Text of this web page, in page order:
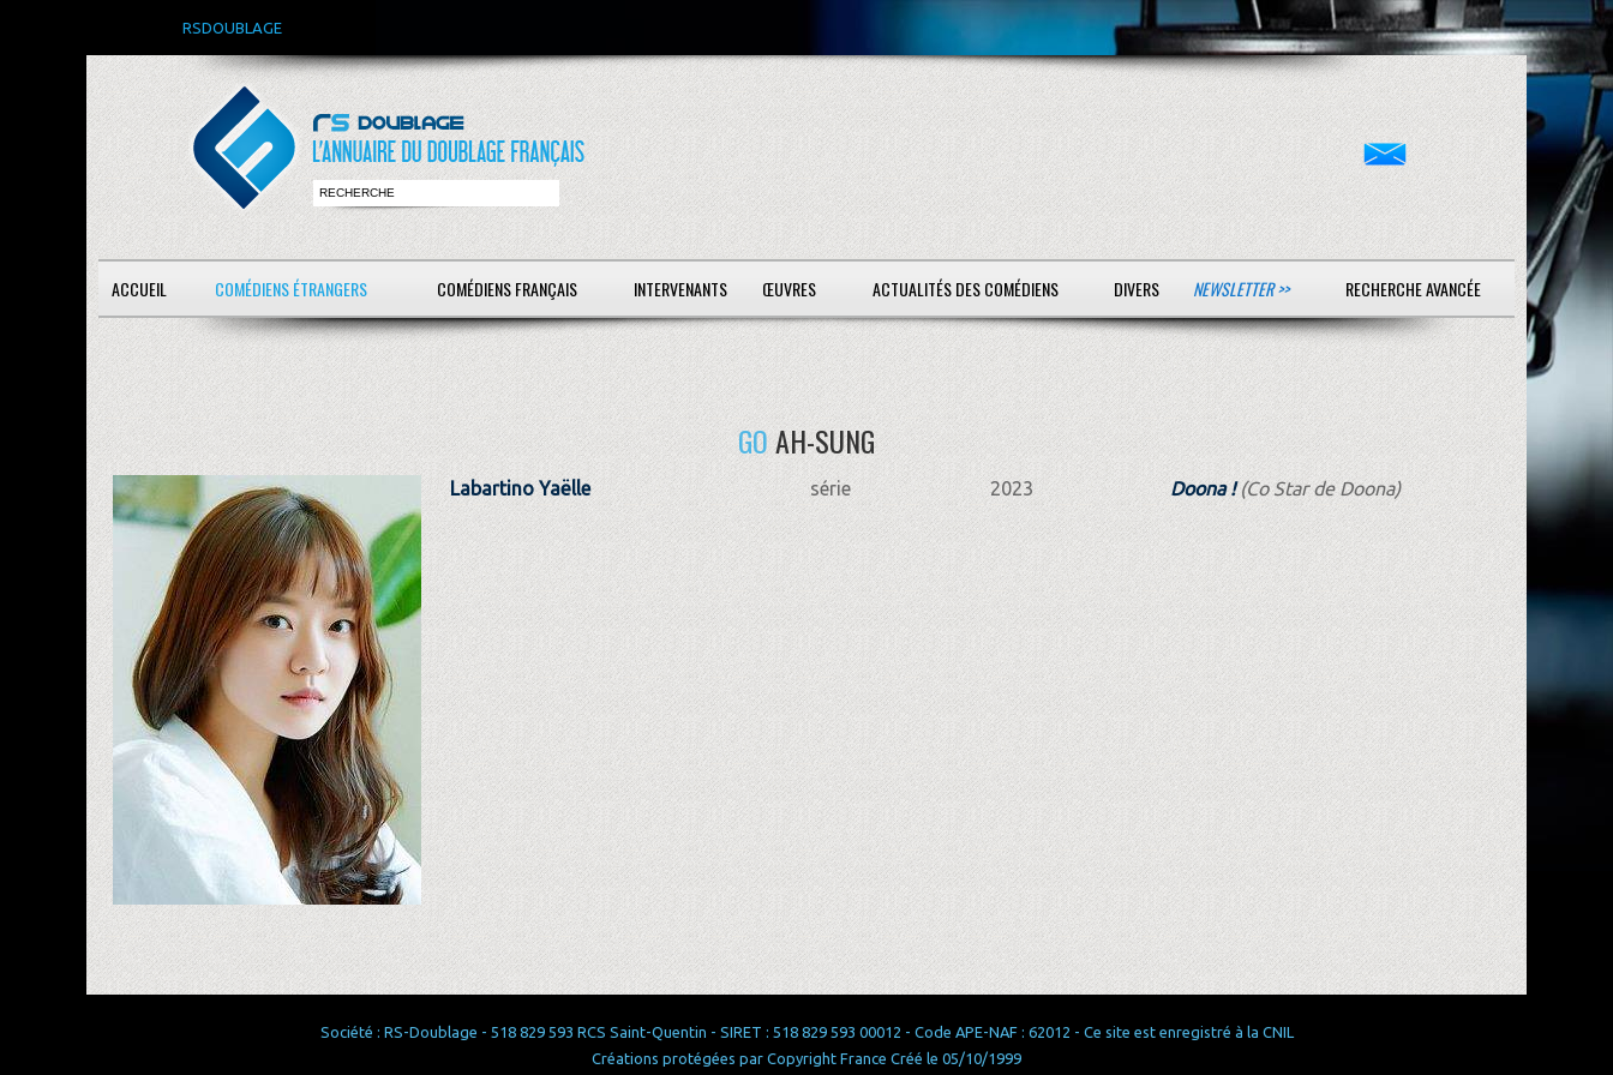
RSDOUBLAGE
ACCUEIL COMÉDIENS ÉTRANGERS COMÉDIENS FRANÇAIS INTERVENANTS ŒUVRES ACTUALITÉS DES COMÉDIENS DIVERS NEWSLETTER >> RECHERCHE AVANCÉE
GOAH-SUNG
Labartino Yaëlle série 2023 Doona !(Co Star de Doona)
Société : RS-Doublage - 518 829 593 RCS Saint-Quentin - SIRET : 518 829 593 00012 - Code APE-NAF : 62012 - Ce site est enregistré à la CNIL
Créations protégées par Copyright France Créé le 05/10/1999